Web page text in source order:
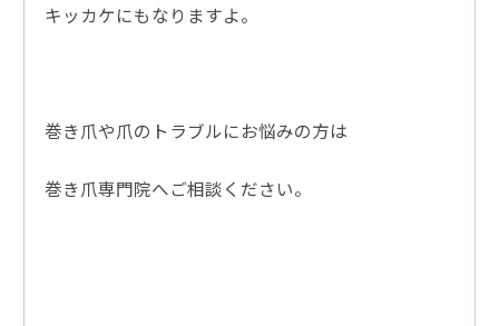
キッカケにもなりますよ。
巻き爪や爪のトラブルにお悩みの方は
巻き爪専門院へご相談ください。